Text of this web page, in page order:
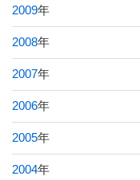
2009年
2008年
2007年
2006年
2005年
2004年